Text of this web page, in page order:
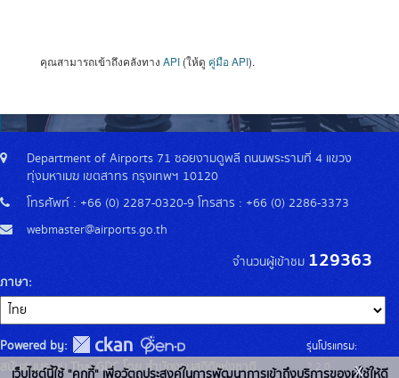
คุณสามารถเข้าถึงคลังทาง API (ให้ดู คู่มือ API).
Department of Airports 71 ซอยงามดูพลี ถนนพระรามที่ 4 แขวง
ทุ่งมหาเมฆ เขตสาทร กรุงเทพฯ 10120
โทรศัพท์ : +66 (0) 2287-0320-9 โทรสาร : +66 (0) 2286-3373
webmaster@airports.go.th
จำนวนผู้เข้าชม 129363
ภาษา
Powered by:
สนับสนุนระบบ Thai-GDC โดย สำนักงานสถิติแห่งชาติ
รุ่นโปรแกรม:
2.2.0
เว็บไซต์นี้ใช้ "คุกกี้" เพื่อวัตถุประสงค์ในการพัฒนาการเข้าถึงบริการของผู้ใช้ให้ดี
x